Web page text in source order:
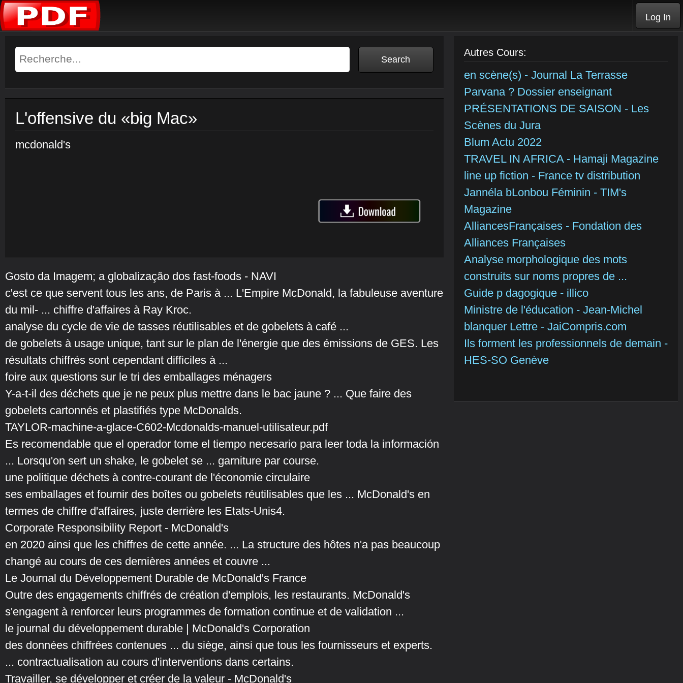
Log In
L'offensive du «big Mac»
mcdonald's
Gosto da Imagem; a globalização dos fast-foods - NAVI
c'est ce que servent tous les ans, de Paris à ... L'Empire McDonald, la fabuleuse aventure
du mil- ... chiffre d'affaires à Ray Kroc.
analyse du cycle de vie de tasses réutilisables et de gobelets à café ...
de gobelets à usage unique, tant sur le plan de l'énergie que des émissions de GES. Les
résultats chiffrés sont cependant difficiles à ...
foire aux questions sur le tri des emballages ménagers
Y-a-t-il des déchets que je ne peux plus mettre dans le bac jaune ? ... Que faire des
gobelets cartonnés et plastifiés type McDonalds.
TAYLOR-machine-a-glace-C602-Mcdonalds-manuel-utilisateur.pdf
Es recomendable que el operador tome el tiempo necesario para leer toda la información
... Lorsqu'on sert un shake, le gobelet se ... garniture par course.
une politique déchets à contre-courant de l'économie circulaire
ses emballages et fournir des boîtes ou gobelets réutilisables que les ... McDonald's en
termes de chiffre d'affaires, juste derrière les Etats-Unis4.
Corporate Responsibility Report - McDonald's
en 2020 ainsi que les chiffres de cette année. ... La structure des hôtes n'a pas beaucoup
changé au cours de ces dernières années et couvre ...
Le Journal du Développement Durable de McDonald's France
Outre des engagements chiffrés de création d'emplois, les restaurants. McDonald's
s'engagent à renforcer leurs programmes de formation continue et de validation ...
le journal du développement durable | McDonald's Corporation
des données chiffrées contenues ... du siège, ainsi que tous les fournisseurs et experts.
... contractualisation au cours d'interventions dans certains.
Travailler, se développer et créer de la valeur - McDonald's
Autres Cours:
en scène(s) - Journal La Terrasse
Parvana ? Dossier enseignant
PRÉSENTATIONS DE SAISON - Les
Scènes du Jura
Blum Actu 2022
TRAVEL IN AFRICA - Hamaji Magazine
line up fiction - France tv distribution
Jannéla bLonbou Féminin - TIM's
Magazine
AlliancesFrançaises - Fondation des
Alliances Françaises
Analyse morphologique des mots
construits sur noms propres de ...
Guide p dagogique - illico
Ministre de l'éducation - Jean-Michel
blanquer Lettre - JaiCompris.com
Ils forment les professionnels de demain -
HES-SO Genève